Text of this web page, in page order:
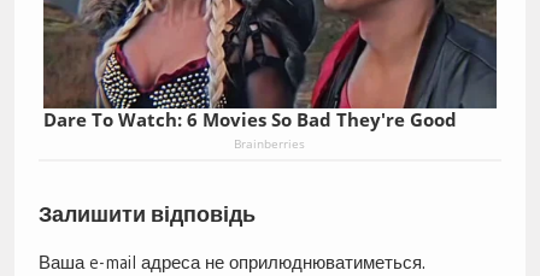
Dare To Watch: 6 Movies So Bad They're Good
Brainberries
Залишити відповідь
Ваша e-mail адреса не оприлюднюватиметься.